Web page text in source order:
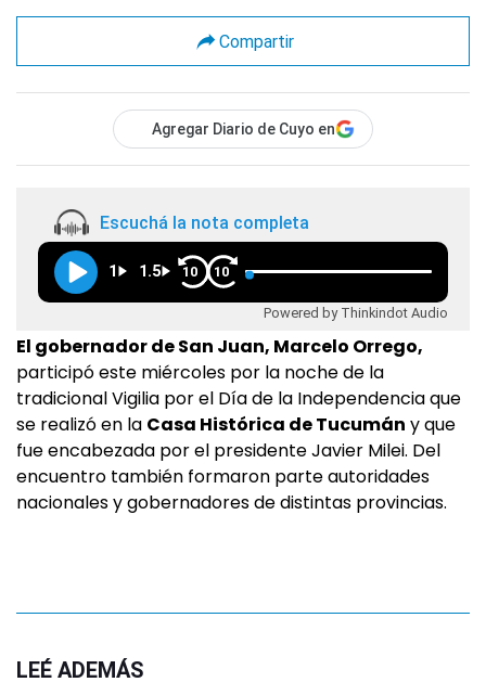
Compartir
Agregar Diario de Cuyo en
Escuchá la nota completa
1 1.5 10 10
Powered by Thinkindot Audio
El gobernador de San Juan, Marcelo Orrego,
participó este miércoles por la noche de la
tradicional Vigilia por el Día de la Independencia que
se realizó en la Casa Histórica de Tucumán y que
fue encabezada por el presidente Javier Milei. Del
encuentro también formaron parte autoridades
nacionales y gobernadores de distintas provincias.
LEÉ ADEMÁS